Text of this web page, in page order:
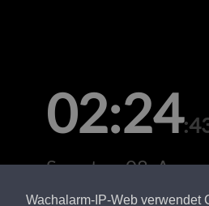
Wachalarm-IP-Web verwendet
02:24
Samstag, 08.